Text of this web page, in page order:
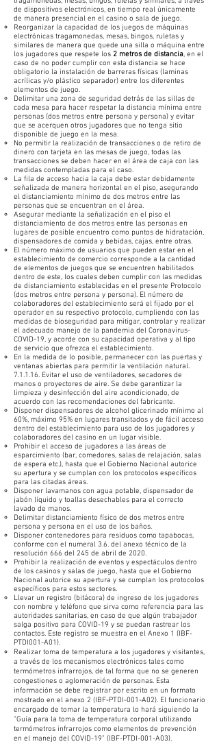
de dispositivos electrónicos, en tiempo real únicamente
de manera presencial en el casino o sala de juego.
Reorganizar la capacidad de los juegos de máquinas
electrónicas tragamonedas, mesas, bingos, ruletas y
similares de manera que quede una silla o máquina entre
los jugadores que respete los 2 metros de distancia, en el
caso de no poder cumplir con esta distancia se hace
obligatorio la instalación de barreras físicas (laminas
acrílicas y/o plástico separador) entre los diferentes
elementos de juego.
Delimitar una zona de seguridad detrás de las sillas de
cada mesa para hacer respetar la distancia mínima entre
personas (dos metros entre persona y persona) y evitar
que se acerquen otros jugadores que no tenga sitio
disponible de juego en la mesa.
No permitir la realización de transacciones o de retiro de
dinero con tarjeta en las mesas de juego, todas las
transacciones se deben hacer en el área de caja con las
medidas contempladas para el caso.
La fila de acceso hacia la caja debe estar debidamente
señalizada de manera horizontal en el piso, asegurando
el distanciamiento mínimo de dos metros entre las
personas que se encuentran en el área.
Asegurar mediante la señalización en el piso el
distanciamiento de dos metros entre las personas en
lugares de posible encuentro como puntos de hidratación,
dispensadores de comida y bebidas, cajas, entre otras.
El número máximo de usuarios que pueden estar en el
establecimiento de comercio corresponde a la cantidad
de elementos de juegos que se encuentren habilitados
dentro de este, los cuales deben cumplir con las medidas
de distanciamiento establecidas en el presente Protocolo
(dos metros entre persona y persona). El número de
colaboradores del establecimiento será el fijado por el
operador en su respectivo protocolo, cumpliendo con las
medidas de bioseguridad para mitigar, controlar y realizar
el adecuado manejo de la pandemia del Coronavirus-
COVID-19, y acorde con su capacidad operativa y al tipo
de servicio que ofrezca el establecimiento.
En la medida de lo posible, permanecer con las puertas y
ventanas abiertas para permitir la ventilación natural.
7.1.1.16. Evitar el uso de ventiladores, secadores de
manos o proyectores de aire. Se debe garantizar la
limpieza y desinfección del aire acondicionado, de
acuerdo con las recomendaciones del fabricante.
Disponer dispensadores de alcohol glicerinado mínimo al
60%, máximo 95% en lugares transitados y de fácil acceso
dentro del establecimiento para uso de los jugadores y
colaboradores del casino en un lugar visible.
Prohibir el acceso de jugadores a las áreas de
esparcimiento (bar, comedores, salas de relajación, salas
de espera etc.), hasta que el Gobierno Nacional autorice
su apertura y se cumplan con los protocolos específicos
para las citadas áreas.
Disponer lavamanos con agua potable, dispensador de
jabón líquido y toallas desechables para el correcto
lavado de manos.
Delimitar distanciamiento físico de dos metros entre
persona y persona en el uso de los baños.
Disponer contenedores para residuos como tapabocas,
conforme con el numeral 3.6. del anexo técnico de la
resolución 666 del 245 de abril de 2020.
Prohibir la realización de eventos y espectáculos dentro
de los casinos y salas de juego, hasta que el Gobierno
Nacional autorice su apertura y se cumplan los protocolos
específicos para estos sectores.
Llevar un registro (bitácora) de ingreso de los jugadores
con nombre y teléfono que sirva como referencia para las
autoridades sanitarias, en caso de que algún trabajador
salga positivo para COVID-19 y se puedan rastrear los
contactos. Este registro se muestra en el Anexo 1 (IBF-
PTDI001-A01).
Realizar toma de temperatura a los jugadores y visitantes,
a través de los mecanismos electrónicos tales como
termómetros infrarrojos, de tal forma que no se generen
congestiones o aglomeración de personas. Esta
información se debe registrar por escrito en un formato
mostrado en el anexo 2 (IBF-PTDI-001-A02). El funcionario
encargado de tomar la temperatura lo hará siguiendo la
“Guía para la toma de temperatura corporal utilizando
termómetros infrarrojos como elementos de prevención
en el manejo del COVID-19” (IBF-PTDI-001-A03).​​